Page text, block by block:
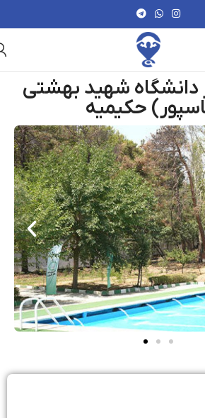
دانشگاه شهید بهشتی
حکیمیه